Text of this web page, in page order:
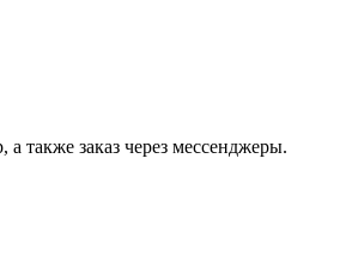
также заказ через мессенджеры.